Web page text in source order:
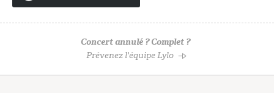
Concert annulé ? Complet ?
Prévenez l'équipe Lylo